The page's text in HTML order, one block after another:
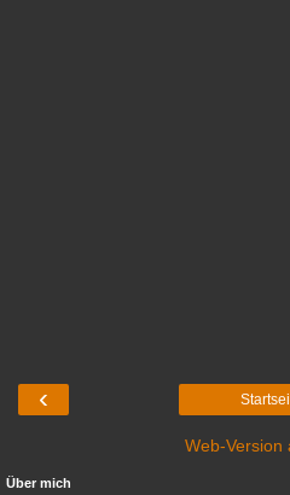
‹
Web-Version
Über mich